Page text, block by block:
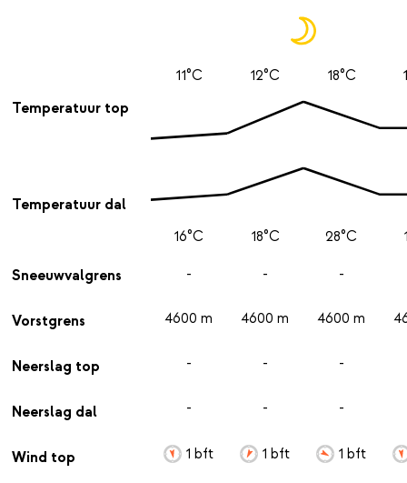
Temperatuur top
Temperatuur dal
Sneeuwvalgrens
Vorstgrens
Neerslag top
Neerslag dal
Wind top
11°C
16°C
-
4600 m
-
-
1 bft
12°C
18°C
-
4600 m
-
-
1 bft
18°C
28°C
-
4600 m
-
-
1 bft